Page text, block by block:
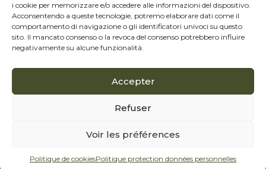
i cookie per memorizzare e/o accedere alle informazioni del dispositivo.
Acconsentendo a queste tecnologie, potremo elaborare dati come il
comportamento di navigazione o gli identificatori univoci su questo
sito. Il mancato consenso o la revoca del consenso potrebbero influire
negativamente su alcune funzionalità.
Accepter
Refuser
Voir les préférences
Politique de cookiesPolitique protection données personnelles
© 2025 Bois de Pologne – Creato da Cassandre
Thibaut